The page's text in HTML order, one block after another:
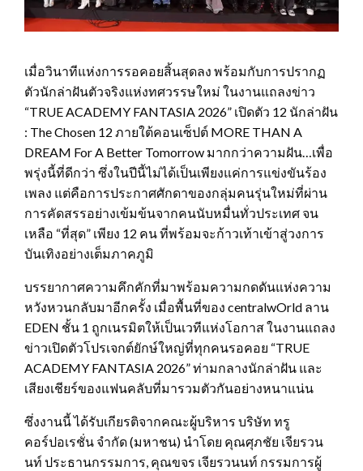
เมื่อวินาทีแห่งการรอคอยสิ้นสุดลง พร้อมกับการปรากฏ
ตัวนักล่าฝันตัวจริงแห่งทศวรรษใหม่ ในงานแถลงข่าว
“TRUE ACADEMY FANTASIA 2026” เปิดตัว 12 นักล่าฝัน
: The Chosen 12 ภายใต้คอนเซ็ปต์ MORE THAN A
DREAM For A Better Tomorrow มากกว่าความฝัน…เพื่อ
พรุ่งนี้ที่ดีกว่า ซึ่งในปีนี้ไม่ได้เป็นเพียงแค่การแข่งขันร้อง
เพลง แต่คือการประกาศศักดาของกลุ่มคนรุ่นใหม่ที่ผ่าน
การคัดสรรอย่างเข้มข้นจากคนนับหมื่นทั่วประเทศ จน
เหลือ “ที่สุด” เพียง 12 คน ที่พร้อมจะก้าวเท้าเข้าสู่วงการ
บันเทิงอย่างเต็มภาคภูมิ
บรรยากาศความคึกคักที่มาพร้อมความกดดันแห่งความ
หวังหวนกลับมาอีกครั้ง เมื่อพื้นที่ของ centralwOrld ลาน
EDEN ชั้น 1 ถูกเนรมิตให้เป็นเวทีแห่งโอกาส ในงานแถลง
ข่าวเปิดตัวโปรเจกต์ยักษ์ใหญ่ที่ทุกคนรอคอย “TRUE
ACADEMY FANTASIA 2026” ท่ามกลางนักล่าฝัน และ
เสียงเชียร์ของแฟนคลับที่มารวมตัวกันอย่างหนาแน่น
ซึ่งงานนี้ ได้รับเกียรติจากคณะผู้บริหาร บริษัท ทรู
คอร์ปอเรชั่น จำกัด (มหาชน) นำโดย คุณศุภชัย เจียรวน
นท์ ประธานกรรมการ, คุณขจร เจียรวนนท์ กรรมการผู้